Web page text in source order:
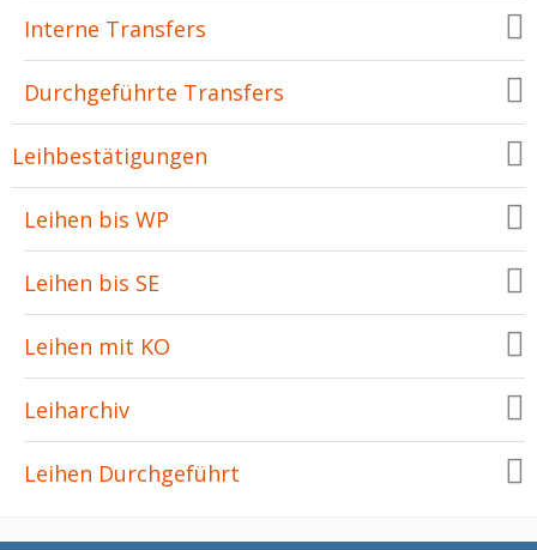
Interne Transfers
Durchgeführte Transfers
Leihbestätigungen
Leihen bis WP
Leihen bis SE
Leihen mit KO
Leiharchiv
Leihen Durchgeführt